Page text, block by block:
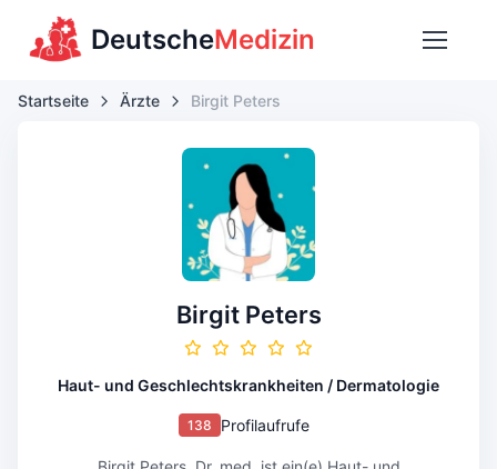
DeutscheMedizin
Startseite Ärzte Birgit Peters
Birgit Peters
Haut- und Geschlechtskrankheiten / Dermatologie
138 Profilaufrufe